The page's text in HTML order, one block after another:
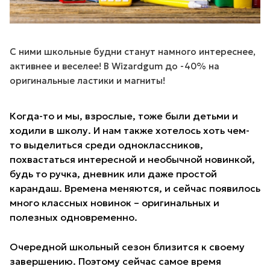
С ними школьные будни станут намного интереснее,
активнее и веселее! В Wizardgum до -40% на
оригинальные ластики и магниты!
Когда-то и мы, взрослые, тоже были детьми и
ходили в школу. И нам также хотелось хоть чем-
то выделиться среди одноклассников,
похвастаться интересной и необычной новинкой,
будь то ручка, дневник или даже простой
карандаш. Времена меняются, и сейчас появилось
много классных новинок – оригинальных и
полезных одновременно.
Очередной школьный сезон близится к своему
завершению. Поэтому сейчас самое время